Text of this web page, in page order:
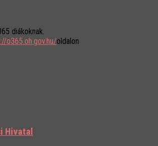
diákoknak.
o365.oh.gov.hu/oldalon
Hivatal